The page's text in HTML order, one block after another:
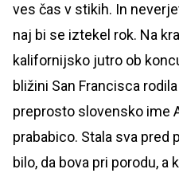
ves čas v stikih. In
naj bi se iztekel rok. Na
kalifornijsko jutro ob
bližini San Francisca
preprosto slovensko ime
prababico. Stala sva pred
bilo, da bova pri porodu, a